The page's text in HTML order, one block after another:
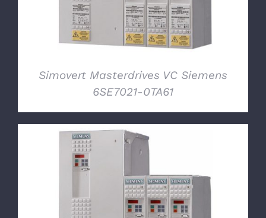
Simovert Masterdrives VC Siemens
6SE7021-0TA61
DETTAGLI